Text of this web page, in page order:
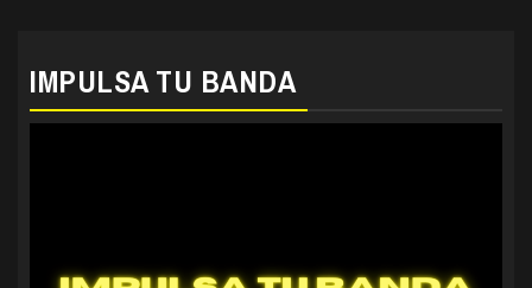
IMPULSA TU BANDA